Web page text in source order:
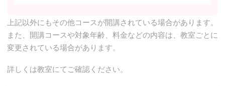
上記以外にもその他コースが開講されている場合があります。
また、開講コースや対象年齢、料金などの内容は、教室ごとに
変更されている場合があります。
詳しくは教室にてご確認ください。